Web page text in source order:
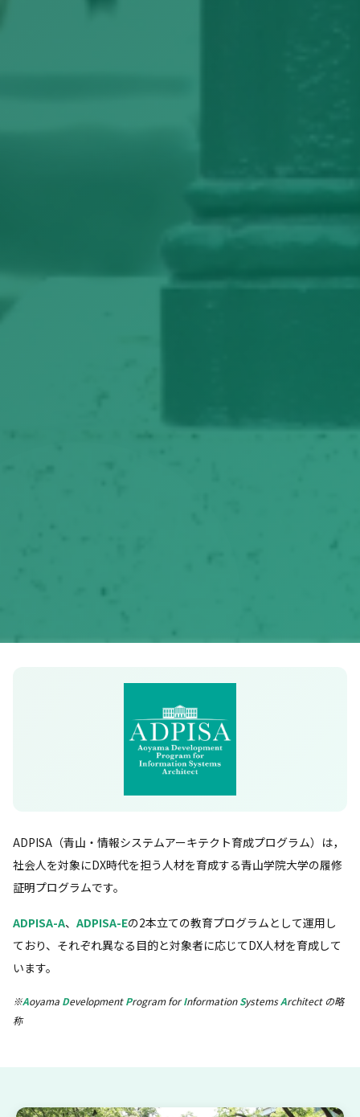
ADPISA（青山・情報システムアーキテクト育成プログラム）は，
社会人を対象にDX時代を担う人材を育成する青山学院大学の履修
証明プログラムです。
ADPISA-A、 ADPISA-Eの2本立ての教育プログラムとして運用し
ており、それぞれ異なる目的と対象者に応じてDX人材を育成して
います。
※Aoyama DevelopmentProgram forInformationSystemsArchitect の略
称